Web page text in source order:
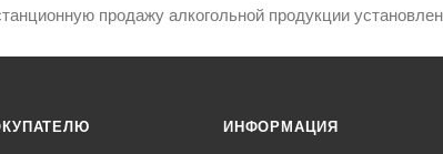
продажу алкогольной продукции
ИНФОРМАЦИЯ